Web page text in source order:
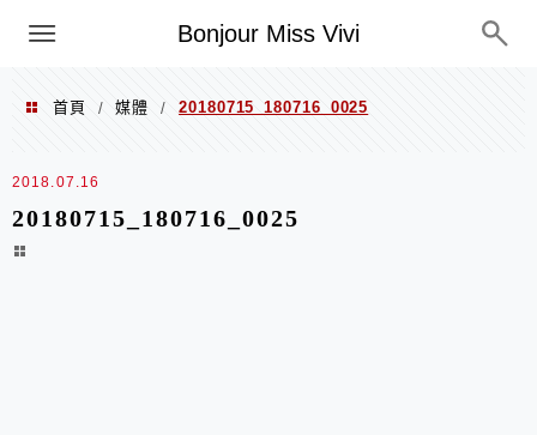
Bonjour Miss Vivi
選單
首頁 / 媒體 / 20180715_180716_0025
2018.07.16
20180715_180716_0025